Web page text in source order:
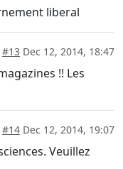
liberal
#13 Dec 12, 2014, 18:47
!! Les
#14 Dec 12, 2014, 19:07
Veuillez